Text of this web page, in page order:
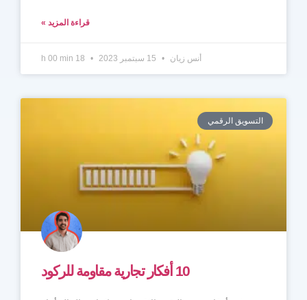
قراءة المزيد »
أنس زيان
التسويق الرقمي
10 أفكار تجارية مقاومة للركود